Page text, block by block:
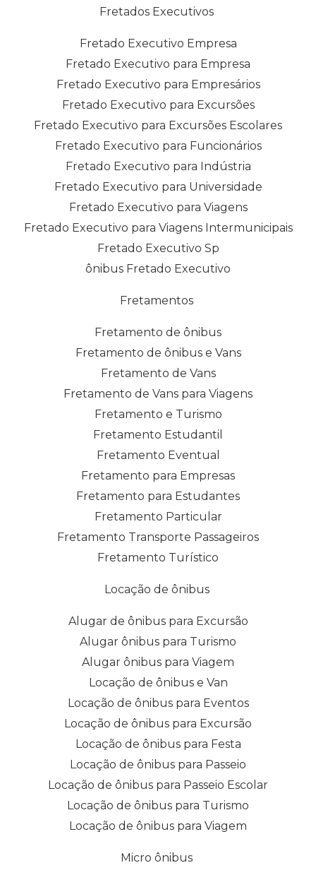
Fretados Executivos
Fretado Executivo Empresa
Fretado Executivo para Empresa
Fretado Executivo para Empresários
Fretado Executivo para Excursões
Fretado Executivo para Excursões Escolares
Fretado Executivo para Funcionários
Fretado Executivo para Indústria
Fretado Executivo para Universidade
Fretado Executivo para Viagens
Fretado Executivo para Viagens Intermunicipais
Fretado Executivo Sp
ônibus Fretado Executivo
Fretamentos
Fretamento de ônibus
Fretamento de ônibus e Vans
Fretamento de Vans
Fretamento de Vans para Viagens
Fretamento e Turismo
Fretamento Estudantil
Fretamento Eventual
Fretamento para Empresas
Fretamento para Estudantes
Fretamento Particular
Fretamento Transporte Passageiros
Fretamento Turístico
Locação de ônibus
Alugar de ônibus para Excursão
Alugar ônibus para Turismo
Alugar ônibus para Viagem
Locação de ônibus e Van
Locação de ônibus para Eventos
Locação de ônibus para Excursão
Locação de ônibus para Festa
Locação de ônibus para Passeio
Locação de ônibus para Passeio Escolar
Locação de ônibus para Turismo
Locação de ônibus para Viagem
Micro ônibus